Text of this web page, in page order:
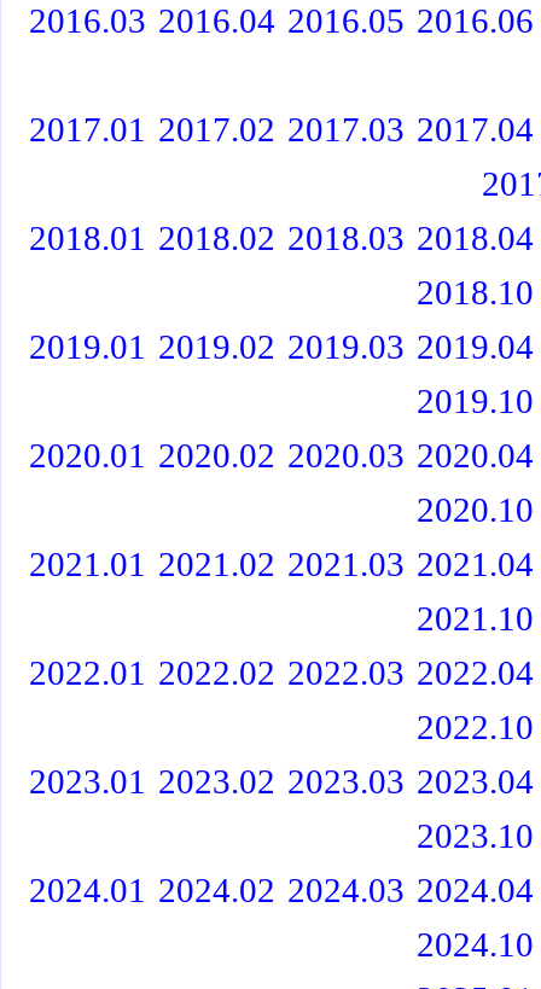
2016.03 2016.04 2016.05 2016.06
2017.01 2017.02 2017.03 2017.04
2018.01 2018.02 2018.03 2018.04
2018.10
2019.01 2019.02 2019.03 2019.04
2019.10
2020.01 2020.02 2020.03 2020.04
2020.10
2021.01 2021.02 2021.03 2021.04
2021.10
2022.01 2022.02 2022.03 2022.04
2022.10
2023.01 2023.02 2023.03 2023.04
2023.10
2024.01 2024.02 2024.03 2024.04
2024.10